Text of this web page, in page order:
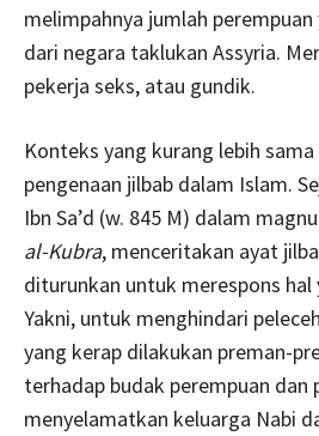
melimpahnya jumlah
dari negara taklukan Assyria.
pekerja seks, atau gundik.
Konteks yang kurang lebih
pengenaan jilbab dalam Islam.
Ibn Sa’d (w. 845 M) dalam
al-Kubra, menceritakan ayat
diturunkan untuk merespons
Yakni, untuk menghindari
yang kerap dilakukan preman-
terhadap budak perempuan dan
menyelamatkan keluarga Nabi